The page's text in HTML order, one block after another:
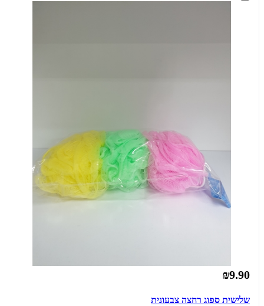
₪9.90
שלישית ספוג רחצה צבעונית